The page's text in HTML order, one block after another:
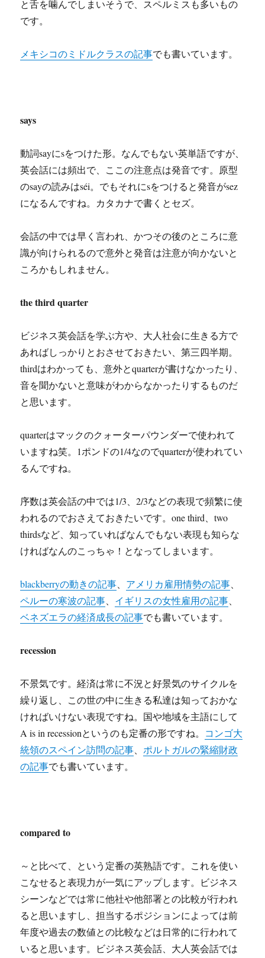
と舌を噛んでしまいそうで、スペルミスも多いもの
です。
メキシコのミドルクラスの記事でも書いています。
says
動詞sayにsをつけた形。なんでもない英単語ですが、
英会話には頻出で、ここの注意点は発音です。原型
のsayの読みはséi。でもそれにsをつけると発音がsez
になるんですね。カタカナで書くとセズ。
会話の中では早く言われ、かつその後のところに意
識が向けられるので意外と発音は注意が向かないと
ころかもしれません。
the third quarter
ビジネス英会話を学ぶ方や、大人社会に生きる方で
あればしっかりとおさせておきたい、第三四半期。
thirdはわかっても、意外とquarterが書けなかったり、
音を聞かないと意味がわからなかったりするものだ
と思います。
quarterはマックのクォーターパウンダーで使われて
いますね笑。1ポンドの1/4なのでquarterが使われてい
るんですね。
序数は英会話の中では1/3、2/3などの表現で頻繁に使
われるのでおさえておきたいです。one third、two
thirdsなど、知っていればなんでもない表現も知らな
ければなんのこっちゃ！となってしまいます。
blackberryの動きの記事 アメリカ雇用情勢の記事
ペルーの寒波の記事
イギリスの女性雇用の記事
ベネズエラの経済成長の記事でも書いています。
recession
不景気です。経済は常に不況と好景気のサイクルを
繰り返し、この世の中に生きる私達は知っておかな
ければいけない表現ですね。国や地域を主語にして
A is in recessionというのも定番の形ですね。 コンゴ大
統領のスペイン訪問の記事
ポルトガルの緊縮財政
の記事でも書いています。
compared to
～と比べて、という定番の英熟語です。これを使い
こなせると表現力が一気にアップします。ビジネス
シーンなどでは常に他社や他部署との比較が行われ
ると思いますし、担当するポジションによっては前
年度や過去の数値との比較などは日常的に行われて
いると思います。ビジネス英会話、大人英会話では